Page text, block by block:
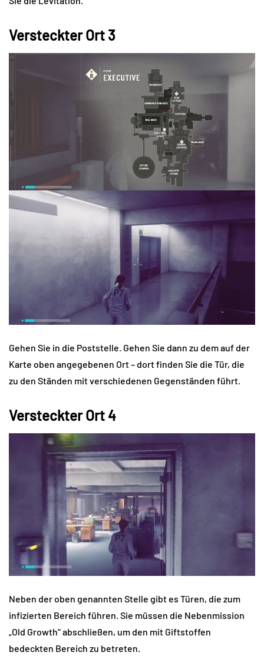
Versteckter Ort 3
Gehen Sie in die Poststelle. Gehen Sie dann zu dem auf der
Karte oben angegebenen Ort – dort finden Sie die Tür, die
zu den Ständen mit verschiedenen Gegenständen führt.
Versteckter Ort 4
Neben der oben genannten Stelle gibt es Türen, die zum
infizierten Bereich führen. Sie müssen die Nebenmission
„Old Growth“ abschließen, um den mit Giftstoffen
bedeckten Bereich zu betreten.